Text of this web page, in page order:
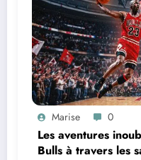
Marise 0
Les aventures
Bulls à travers les